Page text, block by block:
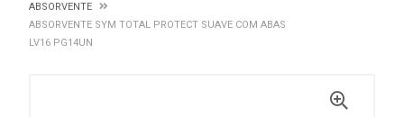
ABSORVENTE
ABSORVENTE SYM TOTAL PROTECT SUAVE COM ABAS
LV16 PG14UN